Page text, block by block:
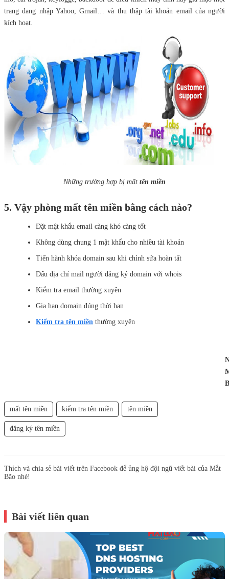
trang đang nhập Yahoo, Gmail… và thu thập tài khoản email của người
kích hoạt.
Những trường hợp bị mất tên miền
5. Vậy phòng mất tên miền bằng cách nào?
Đặt mật khẩu email càng khó càng tốt
Không dùng chung 1 mật khẩu cho nhiều tài khoản
Tiến hành khóa domain sau khi chỉnh sửa hoàn tất
Dấu địa chỉ mail người đăng ký domain với whois
Kiểm tra email thường xuyên
Gia hạn domain đúng thời hạn
Kiểm tra tên miền thường xuyên
mất tên miền kiểm tra tên miền tên miền
đăng ký tên miền
Thích và chia sẻ bài viết trên Facebook để ủng hộ đội ngũ viết bài của Mắt
Bão nhé!
Bài viết liên quan